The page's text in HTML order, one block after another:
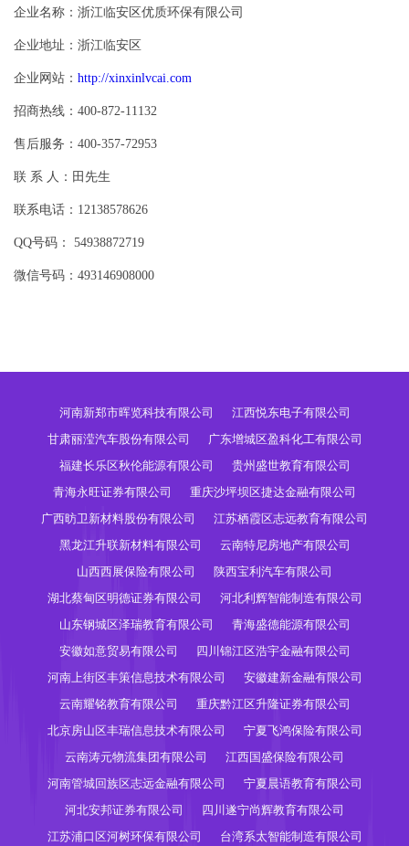
企业名称：浙江临安区优质环保有限公司
企业地址：浙江临安区
企业网站： http://xinxinlvcai.com
招商热线：400-872-11132
售后服务：400-357-72953
联 系 人：田先生
联系电话：12138578626
QQ号码： 54938872719
微信号码：493146908000
河南新郑市晖览科技有限公司
江西悦东电子有限公司
甘肃丽滢汽车股份有限公司
广东增城区盈科化工有限公司
福建长乐区秋伦能源有限公司
贵州盛世教育有限公司
青海永旺证券有限公司
重庆沙坪坝区捷达金融有限公司
广西昉卫新材料股份有限公司
江苏栖霞区志远教育有限公司
黑龙江升联新材料有限公司
云南特尼房地产有限公司
山西西展保险有限公司
陕西宝利汽车有限公司
湖北蔡甸区明德证券有限公司
河北利辉智能制造有限公司
山东钢城区泽瑞教育有限公司
青海盛德能源有限公司
安徽如意贸易有限公司
四川锦江区浩宇金融有限公司
河南上街区丰策信息技术有限公司
安徽建新金融有限公司
云南耀铭教育有限公司
重庆黔江区升隆证券有限公司
北京房山区丰瑞信息技术有限公司
宁夏飞鸿保险有限公司
云南涛元物流集团有限公司
江西国盛保险有限公司
河南管城回族区志远金融有限公司
宁夏晨语教育有限公司
河北安邦证券有限公司
四川遂宁尚辉教育有限公司
江苏浦口区河树环保有限公司
台湾系太智能制造有限公司